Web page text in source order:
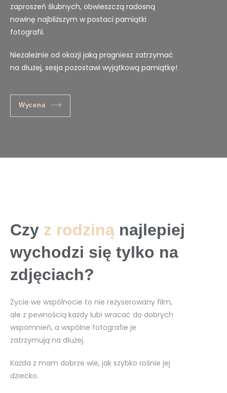
zaproszeń ślubnych, obwieszczą radosną
nowinę najbliższym w postaci pamiątki
fotografii.
Niezależnie od okazji jaką pragniesz zatrzymać
na dłużej, sesja pozostawi wyjątkową pamiątkę!
Wycena
Czy z rodziną najlepiej
wychodzi się tylko na
zdjęciach?
Życie we wspólnocie to nie reżyserowany film,
ale z pewnością każdy lubi wracać do dobrych
wspomnień, a wspólne fotografie je
zatrzymują na dłużej.
Każda z mam dobrze wie, jak szybko rośnie jej
dziecko.